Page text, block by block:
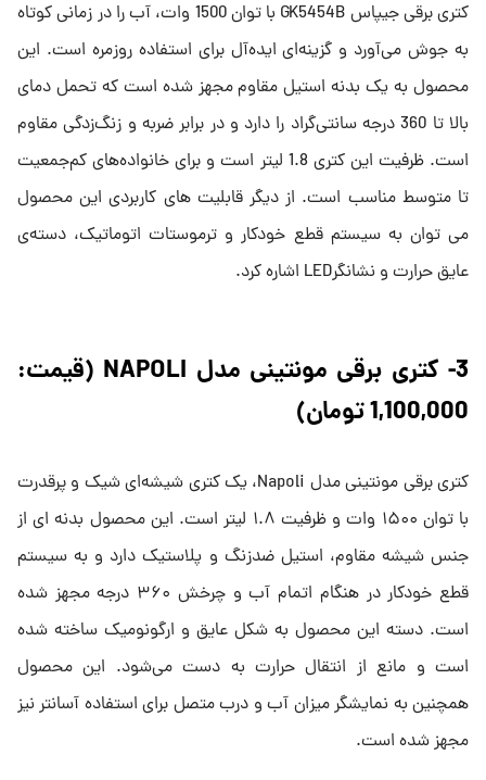
کتری برقی جیپاس GK5454B با توان 1500 وات، آب را در زمانی کوتاه
به جوش می‌آورد و گزینه‌ای ایده‌آل برای استفاده روزمره است. این
محصول به یک بدنه استیل مقاوم مجهز شده است که تحمل دمای
بالا تا 360 درجه سانتی‌گراد را دارد و در برابر ضربه و زنگ‌زدگی مقاوم
است. ظرفیت این کتری 1.8 لیتر است و برای خانواده‌های کم‌جمعیت
تا متوسط مناسب است. از دیگر قابلیت های کاربردی این محصول
می توان به سیستم قطع خودکار و ترموستات اتوماتیک، دسته‌ی
عایق حرارت و نشانگرLED اشاره کرد.
3- کتری برقی مونتینی مدل NAPOLI (قیمت:
1,100,000 تومان)
کتری برقی مونتینی مدل Napoli، یک کتری شیشه‌ای شیک و پرقدرت
با توان ۱۵۰۰ وات و ظرفیت ۱.۸ لیتر است. این محصول بدنه ای از
جنس شیشه مقاوم، استیل ضدزنگ و پلاستیک دارد و به سیستم
قطع خودکار در هنگام اتمام آب و چرخش ۳۶۰ درجه مجهز شده
است. دسته این محصول به شکل عایق و ارگونومیک ساخته شده
است و مانع از انتقال حرارت به دست می‌شود. این محصول
همچنین به نمایشگر میزان آب و درب متصل برای استفاده آسانتر نیز
مجهز شده است.